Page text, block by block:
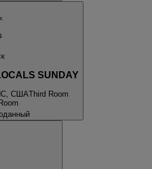
SUNDAY
СШАThird Room